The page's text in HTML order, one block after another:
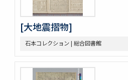
[大地震摺物]
石本コレクション | 総合図書館